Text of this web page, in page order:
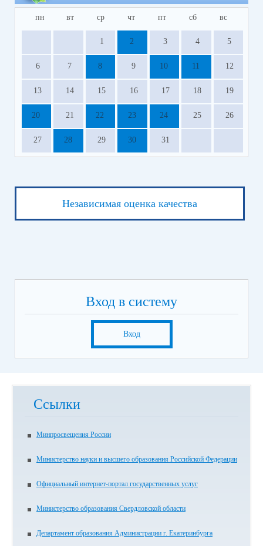
пн вт ср чт пт сб вс
1 2 3 4 5
6 7 8 9 10 11 12
13 14 15 16 17 18 19
20 21 22 23 24 25 26
27 28 29 30 31
Независимая оценка качества
Вход в систему
Вход
Ссылки
Минпросвещения России
Министерство науки и высшего образования Российской Федерации
Официальный интернет-портал государственных услуг
Министерство образования Свердловской области
Департамент образования Администрации г. Екатеринбурга